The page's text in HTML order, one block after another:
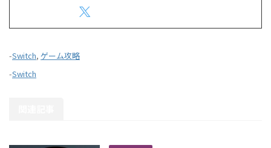
-Switch, ゲーム攻略
-Switch